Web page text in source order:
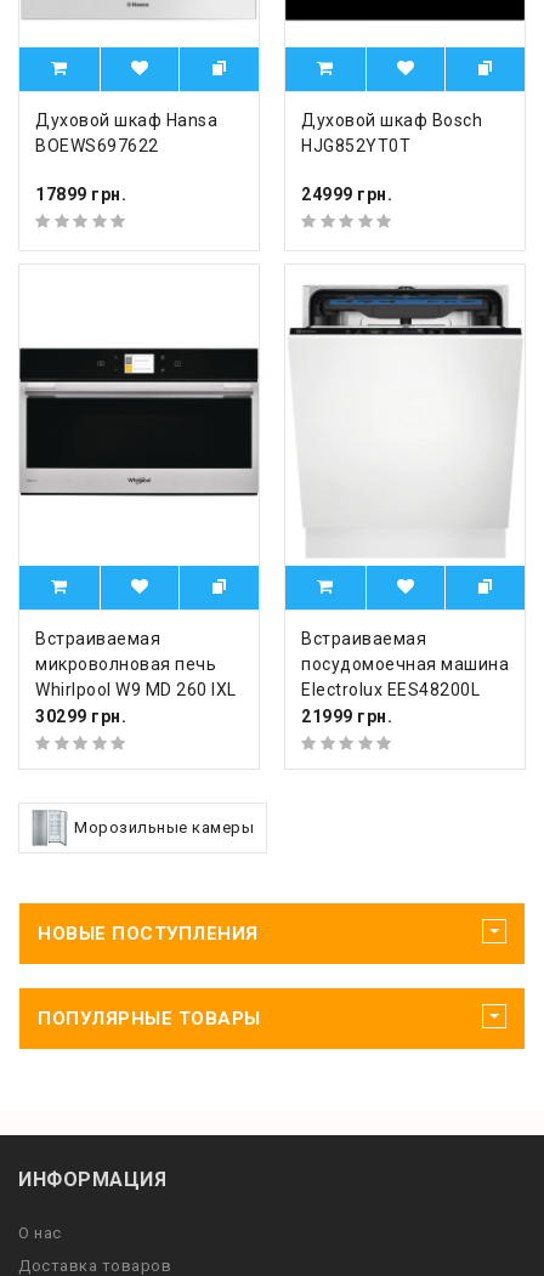
Духовой шкаф Hansa
BOEWS697622
17899 грн.
Духовой шкаф Bosch
HJG852YT0T
24999 грн.
Встраиваемая
микроволновая печь
Whirlpool W9 MD 260 IXL
30299 грн.
Встраиваемая
посудомоечная машина
Electrolux EES48200L
21999 грн.
Морозильные камеры
НОВЫЕ ПОСТУПЛЕНИЯ
ПОПУЛЯРНЫЕ ТОВАРЫ
ИНФОРМАЦИЯ
О нас
Доставка товаров